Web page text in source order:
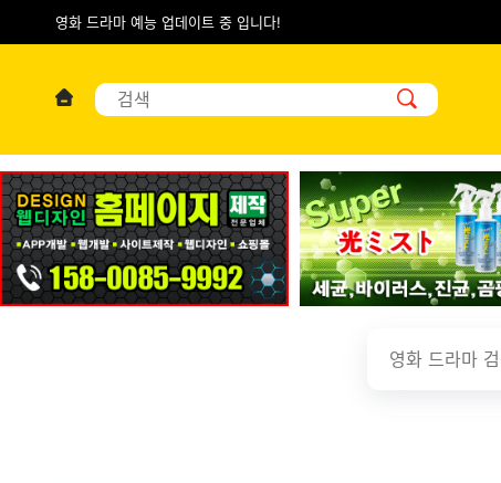
영화 드라마 예능 업데이트 중 입니다!